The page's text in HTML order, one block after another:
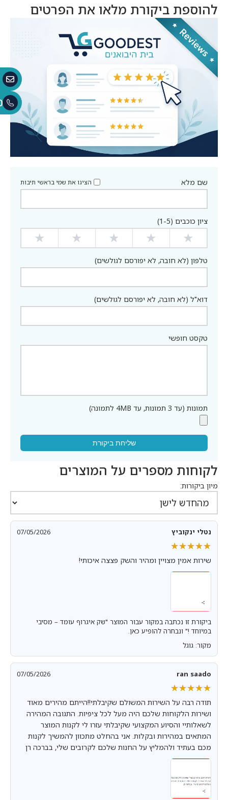
₪749.
₪399.
להוספת ביקורת מלאו את הפרטים
שם מלא הציגו את שמי בראשי תיבות
ציון כוכבים (1-5)
★
★
★
★
★
טלפון (לא חובה, לא יפורסם לגולשים)
דוא"ל (לא חובה, לא יפורסם לגולשים)
טקסט חופשי
תמונות (עד 3 תמונות, עד 4MB לתמונה)
שליחת ביקורת
לקוחות מספרים על המוצרים
מיון ביקורות:
נטלי ינקוביץ 07/05/2026
★★★★★
★★★★★
שירות אמין מצויין ומהיר והשק פצצה איכותי!
ביקורת זו נכתבה במקור עבור המוצר "שק איגרוף עומד – מסיבי
במיוחד !" ונבחרה להופיע כאן.
מקור: גוגל
ran saado
07/05/2026
★★★★★
★★★★★
תודה רבה על השירות המשולם שקיבלתי!!הייתם מהירים מאוד
ושירות הלקוחות שלכם היה מעל לכל ציפיות. התגובה המהירה
לשאלותיי והסיוע המקצועי שקיבלתי עזרו לי לקנות המוצר
המתאים במהירות ובקלות. אני בהחלט מתכוון להמשיך לקנות
מכם בעתיד ולהמליץ על החנות שלכם לקרובים שלי, בברכה רן